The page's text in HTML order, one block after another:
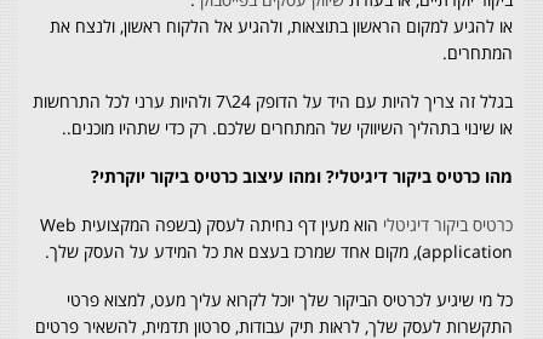
או להגיע למקום הראשון בתוצאות, ולהגיע אל הלקוח ראשון, ולנצח את
המתחרים.
בגלל זה צריך להיות עם היד על הדופק 24\7 ולהיות ערני לכל התרחשות
או שינוי בתהליך השיווקי של המתחרים שלכם. רק כדי שתהיו מוכנים..
מהו כרטיס ביקור דיגיטלי? ומהו עיצוב כרטיס ביקור יוקרתי?
כרטיס ביקור דיגיטלי
הוא מעין דף נחיתה לעסק (בשפה המקצועית Web
application), מקום אחד שמרכז בעצם את כל המידע על העסק שלך.
כל מי שיגיע לכרטיס הביקור שלך יוכל לקרוא עליך מעט, למצוא פרטי
התקשרות לעסק שלך, לראות תיק עבודות, סרטון תדמית, להשאיר פרטים